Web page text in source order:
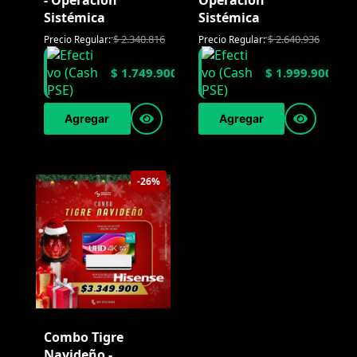
Sistémica
Precio Regular:$2.340.816
$ 1.749.900
Agregar
Sistémica
Precio Regular:$2.640.936
$ 1.999.900
Agregar
-26%
Combo Tigre